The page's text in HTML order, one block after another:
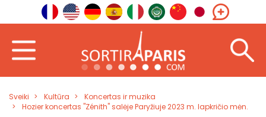
Sveiki Kultūra
Koncertas ir muzika
Hozier koncertas "Zénith" salėje Paryžiuje 2023 m. lapkričio mėn.